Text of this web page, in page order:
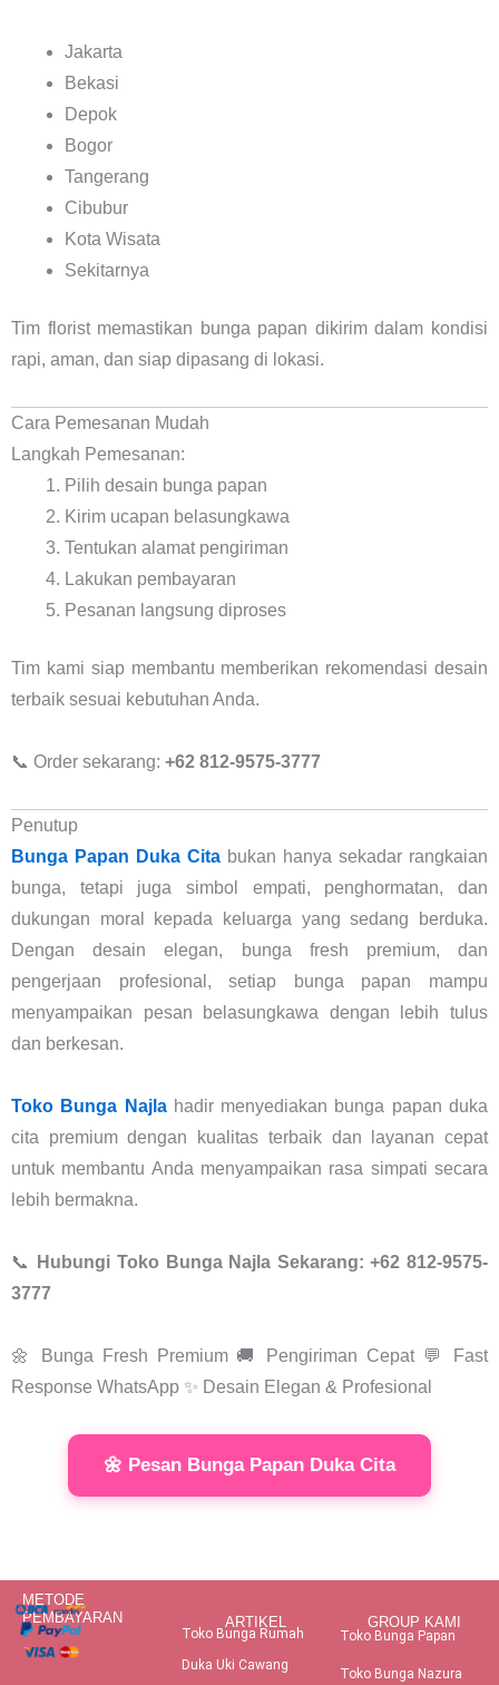
Jakarta
Bekasi
Depok
Bogor
Tangerang
Cibubur
Kota Wisata
Sekitarnya
Tim florist memastikan bunga papan dikirim dalam kondisi
rapi, aman, dan siap dipasang di lokasi.
Cara Pemesanan Mudah
Langkah Pemesanan:
Pilih desain bunga papan
Kirim ucapan belasungkawa
Tentukan alamat pengiriman
Lakukan pembayaran
Pesanan langsung diproses
Tim kami siap membantu memberikan rekomendasi desain
terbaik sesuai kebutuhan Anda.
📞 Order sekarang: +62 812-9575-3777
Penutup
Bunga Papan Duka Cita bukan hanya sekadar rangkaian
bunga, tetapi juga simbol empati, penghormatan, dan
dukungan moral kepada keluarga yang sedang berduka.
Dengan desain elegan, bunga fresh premium, dan
pengerjaan profesional, setiap bunga papan mampu
menyampaikan pesan belasungkawa dengan lebih tulus
dan berkesan.
Toko Bunga Najlahadir menyediakan bunga papan duka
cita premium dengan kualitas terbaik dan layanan cepat
untuk membantu Anda menyampaikan rasa simpati secara
lebih bermakna.
📞
Hubungi Toko Bunga Najla Sekarang: +62 812-9575-
3777
🌼 Bunga Fresh Premium 🚚 Pengiriman Cepat 💬 Fast
Response WhatsApp ✨ Desain Elegan & Profesional
🌼 Pesan Bunga Papan Duka Cita
METODE
PEMBAYARAN
ARTIKEL
Toko Bunga Rumah
Duka Uki Cawang
GROUP KAMI
Toko Bunga Papan
Toko Bunga Nazura